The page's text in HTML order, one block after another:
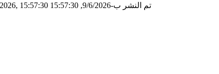
15:57:30 تم النشر ب-9/6/2026, 15:57:30